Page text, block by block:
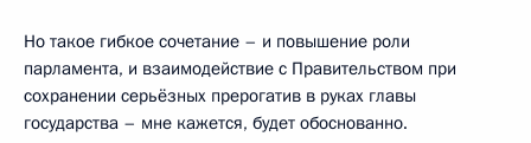
Но такое гибкое сочетание – и повышение роли
парламента, и взаимодействие с Правительством при
сохранении серьёзных прерогатив в руках главы
государства – мне кажется, будет обоснованно.